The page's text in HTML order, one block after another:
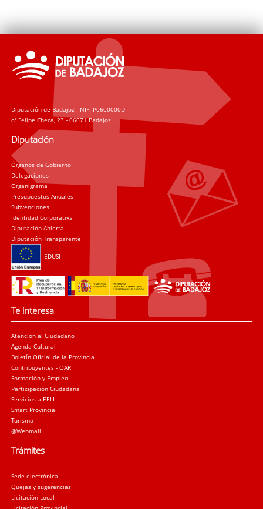
Diputación de Badajoz - NIF: P0600000D
c/ Felipe Checa, 23 - 06071 Badajoz
Diputación
Órganos de Gobierno
Delegaciones
Organigrama
Presupuestos Anuales
Subvenciones
Identidad Corporativa
Diputación Abierta
Diputación Transparente
EDUSI
Te interesa
Atención al Ciudadano
Agenda Cultural
Boletín Oficial de la Provincia
Contribuyentes - OAR
Formación y Empleo
Participación Ciudadana
Servicios a EELL
Smart Provincia
Turismo
@Webmail
Trámites
Sede electrónica
Quejas y sugerencias
Licitación Local